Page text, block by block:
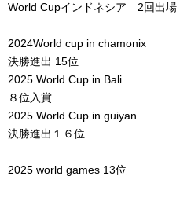
World Cupインドネシア 2回出場
2024World cup in chamonix
決勝進出 15位
2025 World Cup in Bali
８位入賞
2025 World Cup in guiyan
決勝進出１６位
2025 world games 13位